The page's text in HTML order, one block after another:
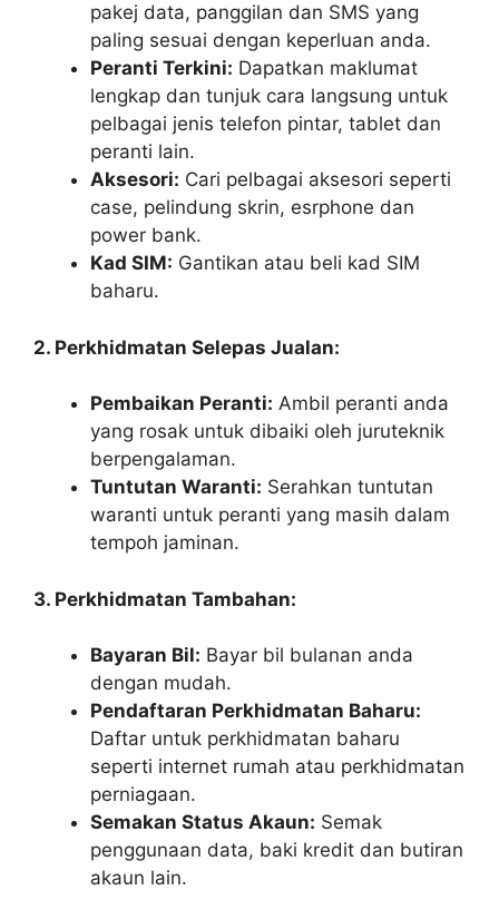
pakej data, panggilan dan SMS yang
paling sesuai dengan keperluan anda.
Peranti Terkini: Dapatkan maklumat
lengkap dan tunjuk cara langsung untuk
pelbagai jenis telefon pintar, tablet dan
peranti lain.
Aksesori: Cari pelbagai aksesori seperti
case, pelindung skrin, esrphone dan
power bank.
Kad SIM: Gantikan atau beli kad SIM
baharu.
2. Perkhidmatan Selepas Jualan:
Pembaikan Peranti: Ambil peranti anda
yang rosak untuk dibaiki oleh juruteknik
berpengalaman.
Tuntutan Waranti: Serahkan tuntutan
waranti untuk peranti yang masih dalam
tempoh jaminan.
3. Perkhidmatan Tambahan:
Bayaran Bil: Bayar bil bulanan anda
dengan mudah.
Pendaftaran Perkhidmatan Baharu:
Daftar untuk perkhidmatan baharu
seperti internet rumah atau perkhidmatan
perniagaan.
Semakan Status Akaun: Semak
penggunaan data, baki kredit dan butiran
akaun lain.